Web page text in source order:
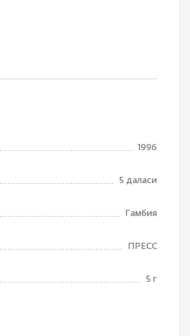
1996
5 даласи
Гамбия
ПРЕСС
5 г